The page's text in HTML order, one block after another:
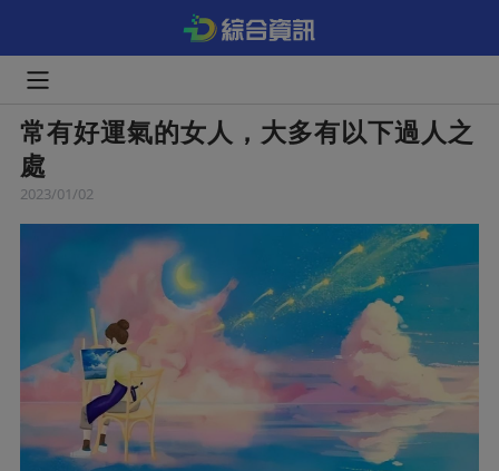
常有好運氣的女人，大多有以下過人之
處
2023/01/02